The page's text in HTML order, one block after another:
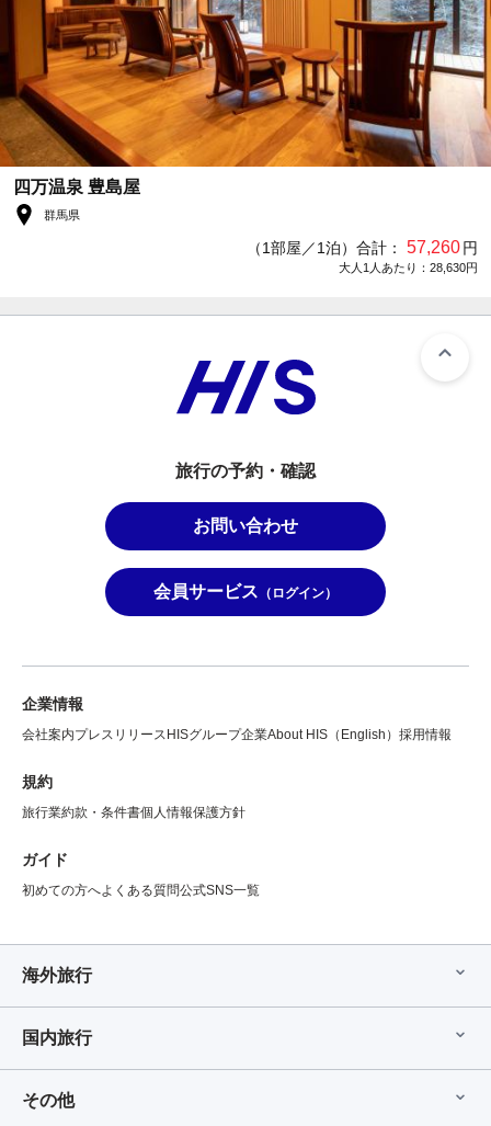
四万温泉 豊島屋
群馬県
（1部屋／1泊）合計： 57,260円
大人1人あたり：28,630円
旅行の予約・確認
お問い合わせ
会員サービス （ログイン）
企業情報
会社案内プレスリリース HISグループ企業About HIS（English） 採用情報
規約
旅行業約款・条件書個人情報保護方針
ガイド
初めての方へよくある質問公式SNS一覧
海外旅行
国内旅行
その他